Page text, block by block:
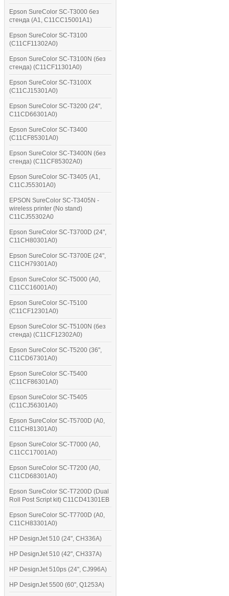
Epson SureColor SC-T3000 без
стенда (A1, C11CC15001A1)
Epson SureColor SC-T3100
(C11CF11302A0)
Epson SureColor SC-T3100N (без
стенда) (C11CF11301A0)
Epson SureColor SC-T3100X
(C11CJ15301A0)
Epson SureColor SC-T3200 (24",
C11CD66301A0)
Epson SureColor SC-T3400
(C11CF85301A0)
Epson SureColor SC-T3400N (без
стенда) (C11CF85302A0)
Epson SureColor SC-T3405 (A1,
C11CJ55301A0)
EPSON SureColor SC-T3405N -
wireless printer (No stand)
C11CJ55302A0
Epson SureColor SC-T3700D (24",
C11CH80301A0)
Epson SureColor SC-T3700E (24",
C11CH79301A0)
Epson SureColor SC-T5000 (A0,
C11CC16001A0)
Epson SureColor SC-T5100
(C11CF12301A0)
Epson SureColor SC-T5100N (без
стенда) (C11CF12302A0)
Epson SureColor SC-T5200 (36",
C11CD67301A0)
Epson SureColor SC-T5400
(C11CF86301A0)
Epson SureColor SC-T5405
(C11CJ56301A0)
Epson SureColor SC-T5700D (A0,
C11CH81301A0)
Epson SureColor SC-T7000 (A0,
C11CC17001A0)
Epson SureColor SC-T7200 (A0,
C11CD68301A0)
Epson SureColor SC-T7200D (Dual
Roll Post Script kit) C11CD41301EB
Epson SureColor SC-T7700D (A0,
C11CH83301A0)
HP DesignJet 510 (24", CH336A)
HP DesignJet 510 (42", CH337A)
HP DesignJet 510ps (24", CJ996A)
HP DesignJet 5500 (60", Q1253A)